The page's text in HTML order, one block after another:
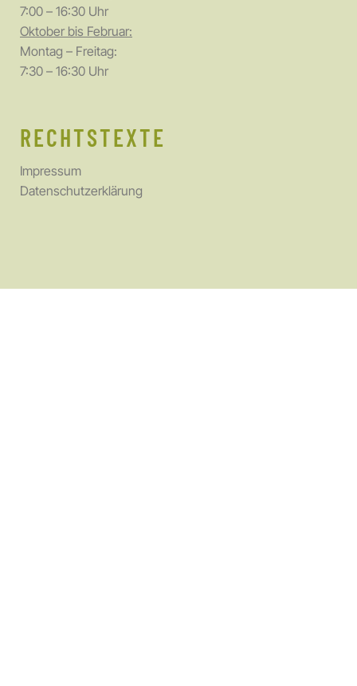
7:00 – 16:30 Uhr
Oktober bis Februar:
Montag – Freitag:
7:30 – 16:30 Uhr
RECHTSTEXTE
Impressum
Datenschutzerklärung